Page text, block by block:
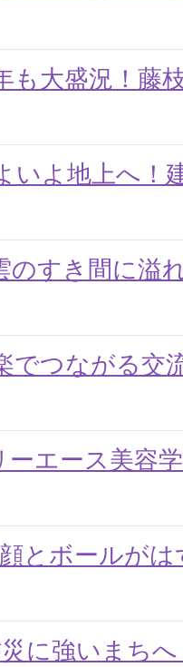
も大盛況！藤
いよ地上へ！
のすき間に溢
でつながる交
ーエース美容
顔とボールが
災に強いまち